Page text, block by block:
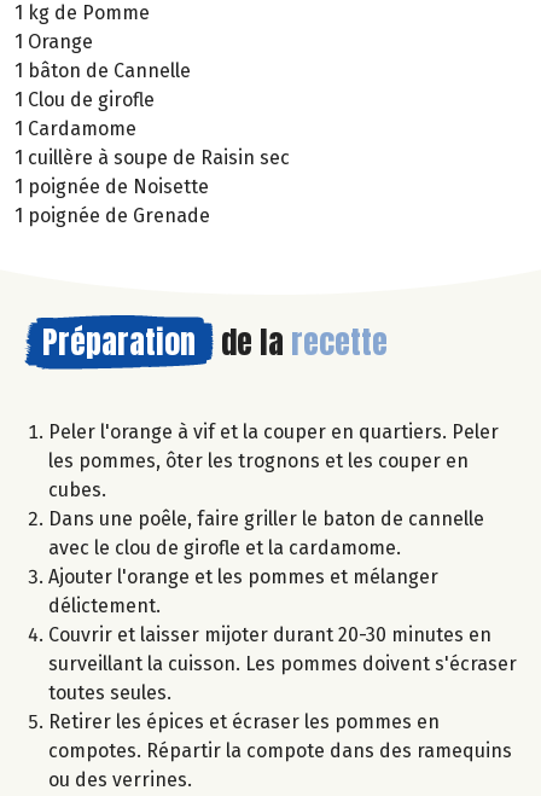
1 kg de Pomme
1 Orange
1 bâton de Cannelle
1 Clou de girofle
1 Cardamome
1 cuillère à soupe de Raisin sec
1 poignée de Noisette
1 poignée de Grenade
Préparation de la recette
Peler l'orange à vif et la couper en quartiers. Peler
les pommes, ôter les trognons et les couper en
cubes.
Dans une poêle, faire griller le baton de cannelle
avec le clou de girofle et la cardamome.
Ajouter l'orange et les pommes et mélanger
délictement.
Couvrir et laisser mijoter durant 20-30 minutes en
surveillant la cuisson. Les pommes doivent s'écraser
toutes seules.
Retirer les épices et écraser les pommes en
compotes. Répartir la compote dans des ramequins
ou des verrines.